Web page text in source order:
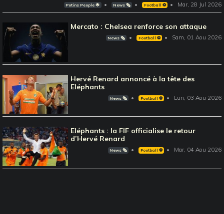
Potins People 🌟 News 🗞️ Football ⚽️ Mar, 28 Jul 2026
Mercato : Chelsea renforce son attaque
News 🗞️ Football ⚽️ Sam, 01 Aou 2026
Hervé Renard annoncé à la tête des
Eléphants
News 🗞️ Football ⚽️ Lun, 03 Aou 2026
Eléphants : la FIF officialise le retour
d’Hervé Renard
News 🗞️ Football ⚽️ Mar, 04 Aou 2026